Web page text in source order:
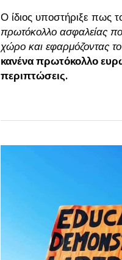
Ο ίδιος υποστήριξε πως
πρωτόκολλο ασφαλείας
χώρο και εφαρμόζοντας
κανένα πρωτόκολλο
περιπτώσεις.